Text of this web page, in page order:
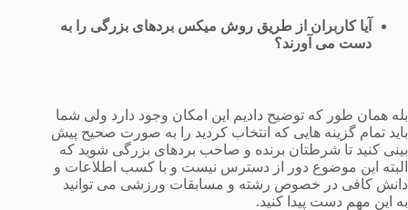
آیا کاربران از طریق روش میکس بردهای بزرگی را به
دست می آورند؟
بله همان طور که توضیح دادیم این امکان وجود دارد ولی شما
باید تمام گزینه هایی که انتخاب کردید را به صورت صحیح پیش
بینی کنید تا شرطتان برنده و صاحب بردهای بزرگی شوید که
البته این موضوع دور از دسترس نیست و با کسب اطلاعات و
دانش کافی در خصوص رشته و مسابقات ورزشی می توانید
به این مهم دست پیدا کنید.